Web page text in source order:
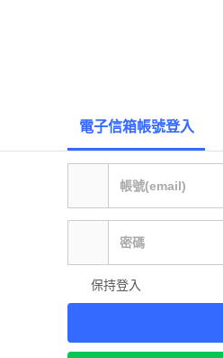
電子信箱帳號登入
保持登入